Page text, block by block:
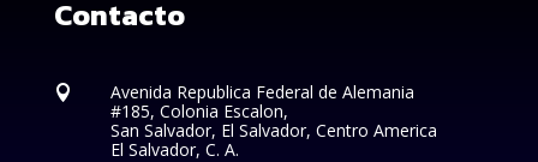
Contacto

Avenida Republica Federal de Alemania
#185, Colonia Escalon,
San Salvador, El Salvador, Centro America
El Salvador, C. A.